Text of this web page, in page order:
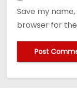
Save my
browser for